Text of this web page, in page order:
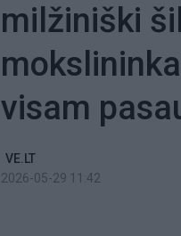
milžiniški
visam
VE.LT
2026-05-29 11:42